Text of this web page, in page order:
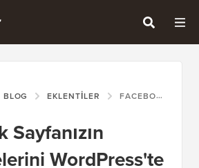
BLOG EKLENTILER FACEBOOK SAYFANIZIN İNCELEMELERINI WORDPRESS'TE GÖRÜNTÜLEME
Sayfanızın
WordPress'te